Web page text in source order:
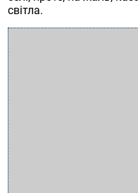
світла.